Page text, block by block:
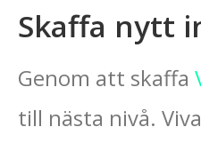
Skaffa nytt
Genom att skaffa
till nästa nivå.